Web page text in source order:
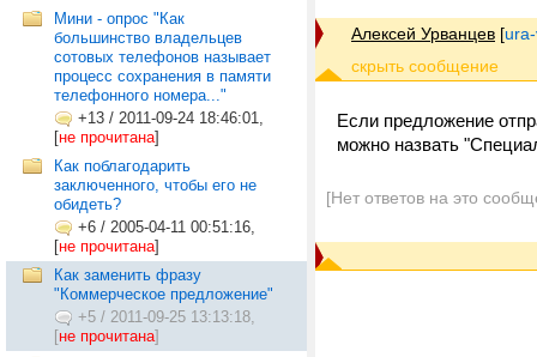
Мини - опрос "Как
большинство владельцев
сотовых телефонов называет
процесс сохранения в памяти
телефонного номера..."
+13 / 2011-09-24 18:46:01,
[не прочитана]
Как поблагодарить
заключенного, чтобы его не
обидеть?
+6 / 2005-04-11 00:51:16,
[не прочитана]
Как заменить фразу
"Коммерческое предложение"
+5 / 2011-09-25 13:13:18,
[не прочитана]
Алексей Урванцев [
Если предложение
можно назвать
[Нет ответов на это